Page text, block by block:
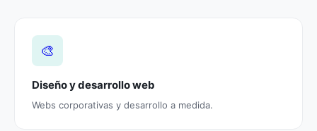
🎨
Diseño y desarrollo web
Webs corporativas y desarrollo a medida.